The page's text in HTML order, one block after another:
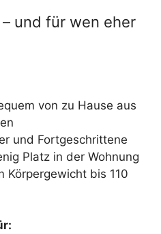
und für wen eher
von zu Hause aus
und Fortgeschrittene
Platz in der Wohnung
Körpergewicht bis 110